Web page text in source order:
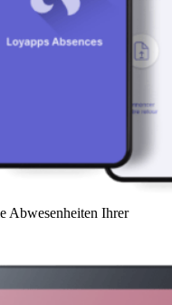
Abwesenheiten Ihrer